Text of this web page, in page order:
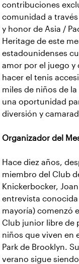
contribuciones
comunidad a
y honor de Asia /
Heritage de este
estadounidenses
amor por el juego y
hacer el tenis
miles de niños de
una oportunidad
diversión y
Organizador del
Hace diez años,
miembro del Club
Knickerbocker,
entrevista
mayoría) comenzó
Club junior libre de
niños que viven en
Park de Brooklyn.
verano sigue